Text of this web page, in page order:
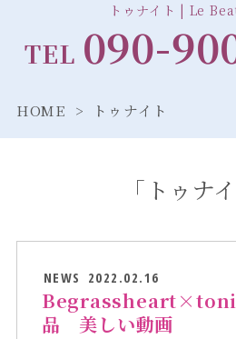
トゥナイト | Le
TEL 090-
HOME トゥナイト
「トゥナ
NEWS 2022.02.16
品 美しい動画